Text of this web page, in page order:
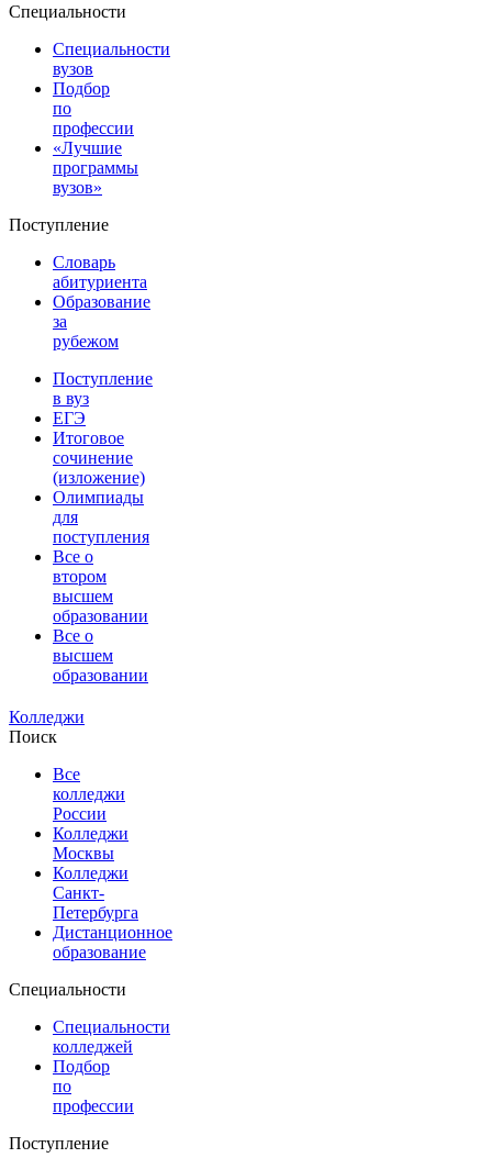
Специальности
Специальности
вузов
Подбор
по
профессии
«Лучшие
программы
вузов»
Поступление
Словарь
абитуриента
Образование
за
рубежом
Поступление
в вуз
ЕГЭ
Итоговое
сочинение
(изложение)
Олимпиады
для
поступления
Все о
втором
высшем
образовании
Все о
высшем
образовании
Колледжи
Поиск
Все
колледжи
России
Колледжи
Москвы
Колледжи
Санкт-
Петербурга
Дистанционное
образование
Специальности
Специальности
колледжей
Подбор
по
профессии
Поступление